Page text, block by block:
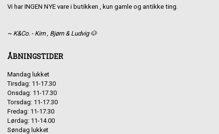
Vi har INGEN NYE vare i butikken , kun gamle og antikke ting.
~ K&Co. - Kim , Bjørn & Ludvig 🐶
ÅBNINGSTIDER
Mandag lukket
Tirsdag: 11-17.30
Onsdag: 11-17.30
Torsdag: 11-17.30
Fredag: 11-17.30
Lørdag: 11-14.00
Søndag lukket